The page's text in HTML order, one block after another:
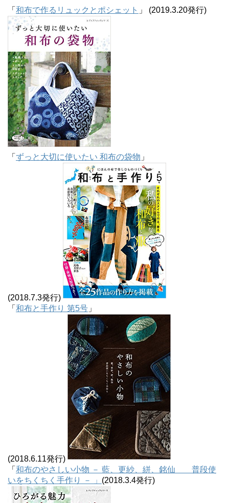
「 和布で作るリュックとポシェット 」 (2019.3.20発行)
「 ずっと大切に使いたい 和布の袋物 」
(2018.7.3発行)
「 和布と手作り 第5号 」
(2018.6.11発行)
「 和布のやさしい小物 － 藍、更紗、絣、銘仙 普段使
いをちくちく手作り － 」 (2018.3.4発行)